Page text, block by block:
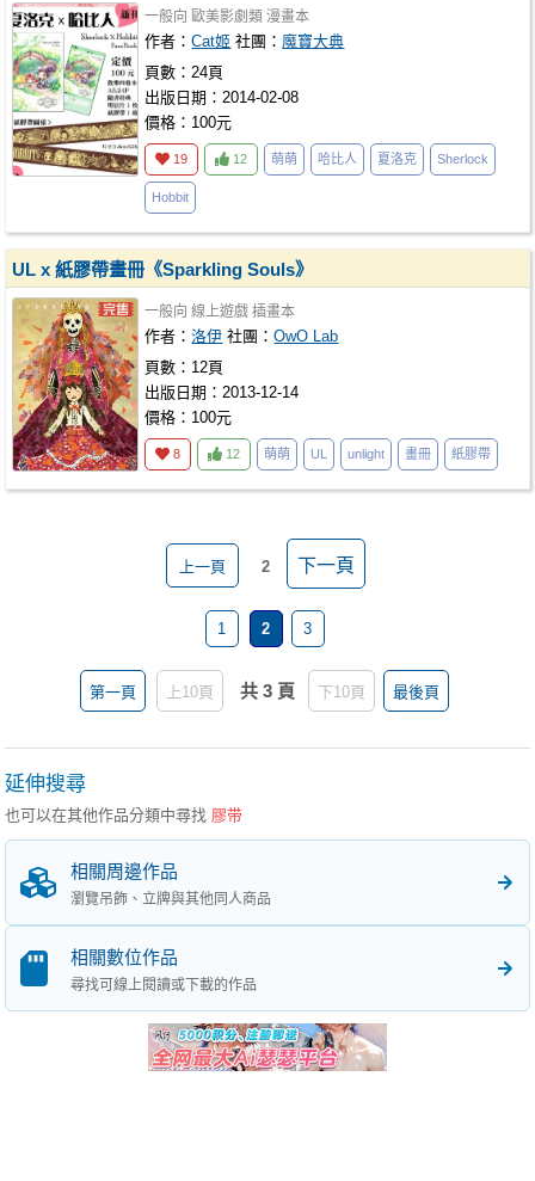
一般向 歐美影劇類 漫畫本
作者：Cat姬 社團： 魔寶大典
頁數：24頁
出版日期：2014-02-08
價格：100元
19 12 萌萌 哈比人 夏洛克 Sherlock
Hobbit
UL x 紙膠帶畫冊《Sparkling Souls》
一般向 線上遊戲 插畫本
作者：洛伊 社團：OwO Lab
頁數：12頁
出版日期：2013-12-14
價格：100元
8 12 萌萌 UL unlight 畫冊 紙膠帶
上一頁 2 下一頁
1 2 3
第一頁 上10頁 共 3 頁 下10頁 最後頁
延伸搜尋
也可以在其他作品分類中尋找膠带
相關周邊作品
瀏覽吊飾、立牌與其他同人商品
相關數位作品
尋找可線上閱讀或下載的作品